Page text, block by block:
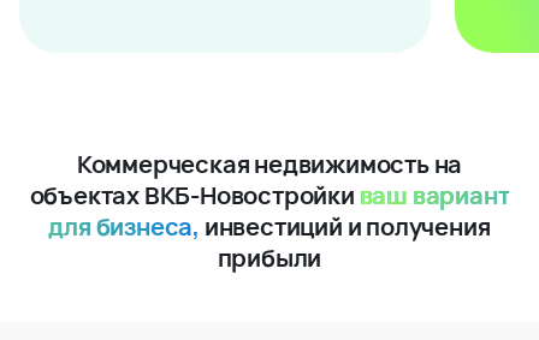
Коммерческая недвижимость на
объектах ВКБ-Новостройки ваш вариант
для бизнеса, инвестиций и получения
прибыли